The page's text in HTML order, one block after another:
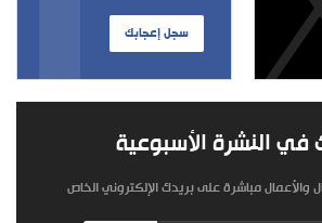
سجل إعجابك
في النشرة الأسبوعية
والأعمال مباشرة على بريدك الإلكتروني الخاص